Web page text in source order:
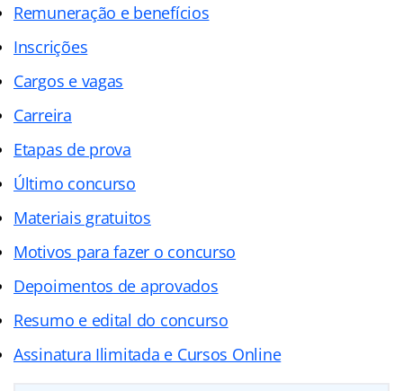
Remuneração e benefícios
Inscrições
Cargos e vagas
Carreira
Etapas de prova
Último concurso
Materiais gratuitos
Motivos para fazer o concurso
Depoimentos de aprovados
Resumo e edital do concurso
Assinatura Ilimitada e Cursos Online